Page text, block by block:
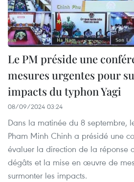
Le PM préside une
mesures urgentes pour
impacts du typhon Yagi
08/09/2024 03:24
Dans la matinée du 8 septembre,
Pham Minh Chinh a présidé une
évaluer la direction de la réponse
dégâts et la mise en œuvre de
surmonter les impacts.